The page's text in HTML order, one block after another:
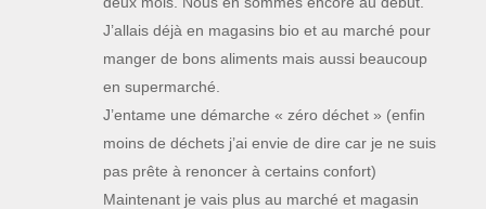
J’allais déjà en magasins bio et au marché pour
manger de bons aliments mais aussi beaucoup
en supermarché.
J’entame une démarche « zéro déchet » (enfin
moins de déchets j’ai envie de dire car je ne suis
pas prête à renoncer à certains confort)
Maintenant je vais plus au marché et magasin